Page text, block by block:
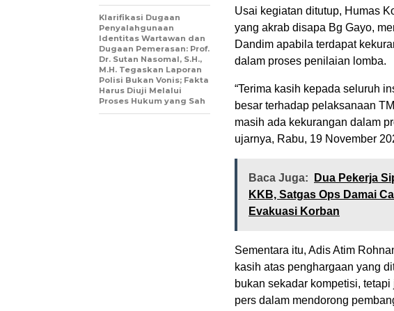
Usai kegiatan ditutup, Humas
yang akrab disapa Bg Gayo,
Dandim apabila terdapat
dalam proses penilaian lomba.
“Terima kasih kepada seluruh
besar terhadap pelaksanaan
masih ada kekurangan dalam
ujarnya, Rabu, 19 November
Baca Juga:
Dua Pekerja
KKB, Satgas Ops Damai
Evakuasi Korban
Sementara itu, Adis Atim
kasih atas penghargaan yang
bukan sekadar kompetisi,
pers dalam mendorong
Klarifikasi Dugaan
Penyalahgunaan
Identitas Wartawan dan
Dugaan Pemerasan: Prof.
Dr. Sutan Nasomal, S.H.,
M.H. Tegaskan Laporan
Polisi Bukan Vonis; Fakta
Harus Diuji Melalui
Proses Hukum yang Sah